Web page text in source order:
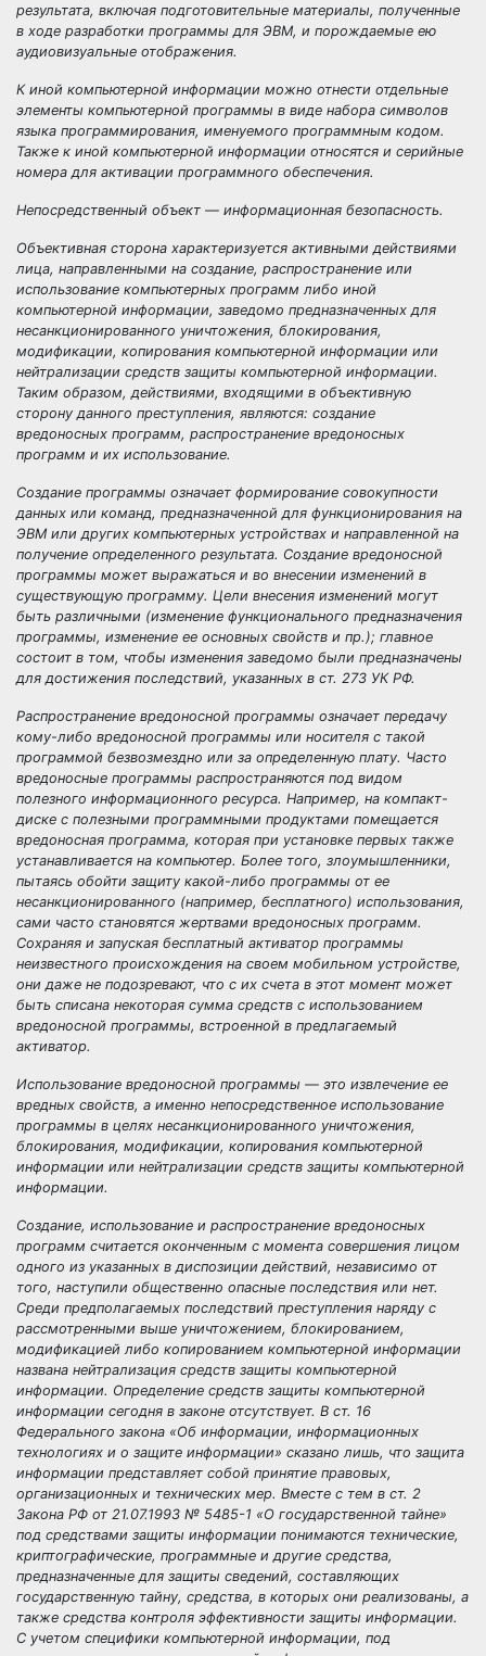
результата, включая подготовительные материалы, полученные
в ходе разработки программы для ЭВМ, и порождаемые ею
аудиовизуальные отображения.
К иной компьютерной информации можно отнести отдельные
элементы компьютерной программы в виде набора символов
языка программирования, именуемого программным кодом.
Также к иной компьютерной информации относятся и серийные
номера для активации программного обеспечения.
Непосредственный объект — информационная безопасность.
Объективная сторона характеризуется активными действиями
лица, направленными на создание, распространение или
использование компьютерных программ либо иной
компьютерной информации, заведомо предназначенных для
несанкционированного уничтожения, блокирования,
модификации, копирования компьютерной информации или
нейтрализации средств защиты компьютерной информации.
Таким образом, действиями, входящими в объективную
сторону данного преступления, являются: создание
вредоносных программ, распространение вредоносных
программ и их использование.
Создание программы означает формирование совокупности
данных или команд, предназначенной для функционирования на
ЭВМ или других компьютерных устройствах и направленной на
получение определенного результата. Создание вредоносной
программы может выражаться и во внесении изменений в
существующую программу. Цели внесения изменений могут
быть различными (изменение функционального предназначения
программы, изменение ее основных свойств и пр.); главное
состоит в том, чтобы изменения заведомо были предназначены
для достижения последствий, указанных в ст. 273 УК РФ.
Распространение вредоносной программы означает передачу
кому-либо вредоносной программы или носителя с такой
программой безвозмездно или за определенную плату. Часто
вредоносные программы распространяются под видом
полезного информационного ресурса. Например, на компакт-
диске с полезными программными продуктами помещается
вредоносная программа, которая при установке первых также
устанавливается на компьютер. Более того, злоумышленники,
пытаясь обойти защиту какой-либо программы от ее
несанкционированного (например, бесплатного) использования,
сами часто становятся жертвами вредоносных программ.
Сохраняя и запуская бесплатный активатор программы
неизвестного происхождения на своем мобильном устройстве,
они даже не подозревают, что с их счета в этот момент может
быть списана некоторая сумма средств с использованием
вредоносной программы, встроенной в предлагаемый
активатор.
Использование вредоносной программы — это извлечение ее
вредных свойств, а именно непосредственное использование
программы в целях несанкционированного уничтожения,
блокирования, модификации, копирования компьютерной
информации или нейтрализации средств защиты компьютерной
информации.
Создание, использование и распространение вредоносных
программ считается оконченным с момента совершения лицом
одного из указанных в диспозиции действий, независимо от
того, наступили общественно опасные последствия или нет.
Среди предполагаемых последствий преступления наряду с
рассмотренными выше уничтожением, блокированием,
модификацией либо копированием компьютерной информации
названа нейтрализация средств защиты компьютерной
информации. Определение средств защиты компьютерной
информации сегодня в законе отсутствует. В ст. 16
Федерального закона «Об информации, информационных
технологиях и о защите информации» сказано лишь, что защита
информации представляет собой принятие правовых,
организационных и технических мер. Вместе с тем в ст. 2
Закона РФ от 21.07.1993 № 5485-1 «О государственной тайне»
под средствами защиты информации понимаются технические,
криптографические, программные и другие средства,
предназначенные для защиты сведений, составляющих
государственную тайну, средства, в которых они реализованы, а
также средства контроля эффективности защиты информации.
С учетом специфики компьютерной информации, под